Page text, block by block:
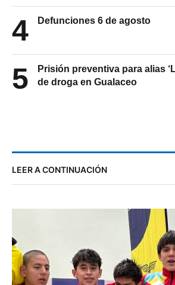
4 Defunciones 6 de agosto
5
Prisión preventiva para alias
de droga en Gualaceo
LEER A CONTINUACIÓN